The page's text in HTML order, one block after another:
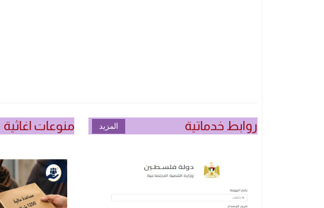
روابط خدماتية المزيد منوعات اغاثية